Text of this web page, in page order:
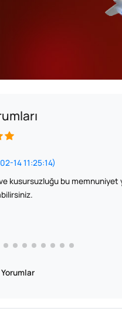
14 11:25:14)
bu memnuniyet